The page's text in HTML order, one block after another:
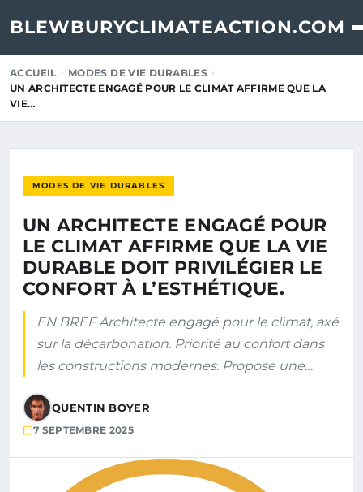
BLEWBURYCLIMATEACTION.COM
ACCUEIL
MODES DE VIE DURABLES
UN ARCHITECTE ENGAGÉ POUR LE CLIMAT AFFIRME QUE LA
VIE…
MODES DE VIE DURABLES
UN ARCHITECTE ENGAGÉ POUR
LE CLIMAT AFFIRME QUE LA VIE
DURABLE DOIT PRIVILÉGIER LE
CONFORT À L’ESTHÉTIQUE.
EN BREF Architecte engagé pour le climat, axé
sur la décarbonation. Priorité au confort dans
les constructions modernes. Propose une…
QUENTIN BOYER
7 SEPTEMBRE 2025